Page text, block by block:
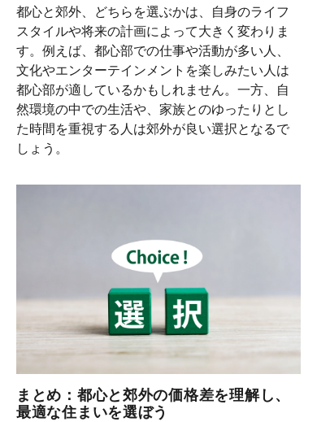
都心と郊外、どちらを選ぶかは、自身のライフ
スタイルや将来の計画によって大きく変わりま
す。例えば、都心部での仕事や活動が多い人、
文化やエンターテインメントを楽しみたい人は
都心部が適しているかもしれません。一方、自
然環境の中での生活や、家族とのゆったりとし
た時間を重視する人は郊外が良い選択となるで
しょう。
まとめ：都心と郊外の価格差を理解し、
最適な住まいを選ぼう